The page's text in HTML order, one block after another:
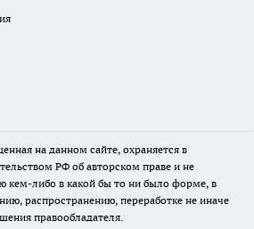
на данном сайте, охраняется в
РФ об авторском праве и не
кем-либо в какой бы то ни было форме, в
распространению, переработке не иначе
правообладателя.